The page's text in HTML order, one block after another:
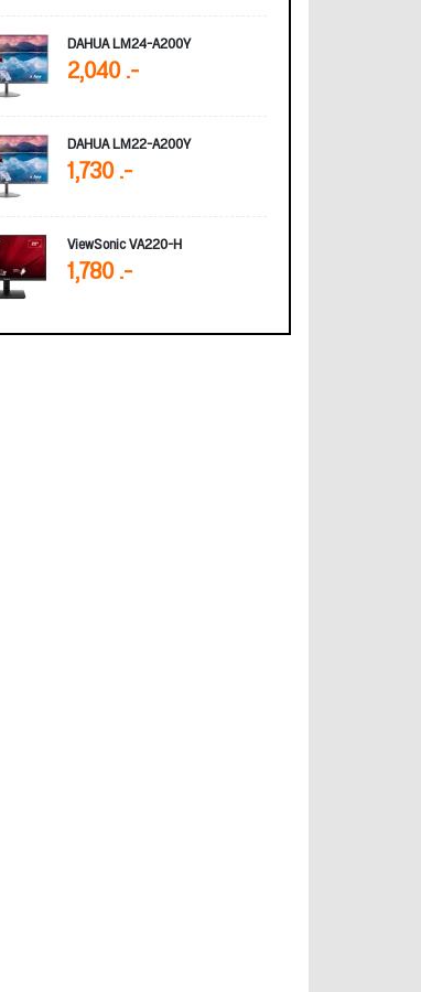
DAHUA LM24-A200Y
2,040 .-
DAHUA LM22-A200Y
1,730 .-
ViewSonic VA220-H
1,780 .-